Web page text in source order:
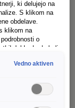
v vašem
We
in
To gre
dostopa do
Ko je
ki delujejo na
S klikom na
obdelave.
klikom na
o
lahko kadarkoli
Vedno aktiven